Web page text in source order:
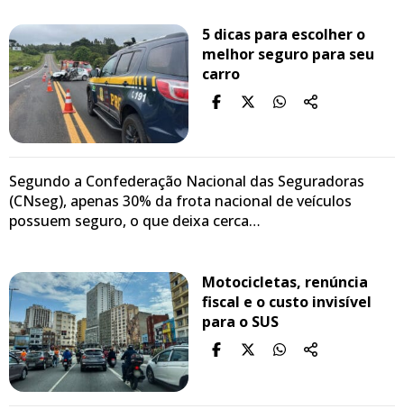
5 dicas para escolher o
melhor seguro para seu
carro
Segundo a Confederação Nacional das Seguradoras
(CNseg), apenas 30% da frota nacional de veículos
possuem seguro, o que deixa cerca…
Motocicletas, renúncia
fiscal e o custo invisível
para o SUS